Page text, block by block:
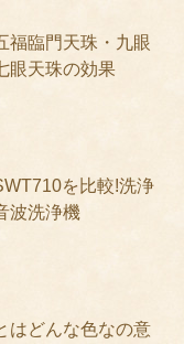
福臨門天珠・九眼
眼天珠の効果
を比較!洗浄
波洗浄機
はどんな色なの意